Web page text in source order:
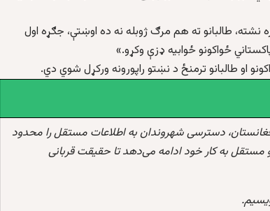
طالبانو ته هم مرګ ژوبله نه ده اوښتې، جګړه اول
ځواکونو ځوابيه ډزې وکړو.»
او طالبانو ترمنځ د نښتو راپورونه ورکړل شوي دي.
دسترسی شهروندان به اطلاعات مستقل را محدود
مستقل به کار خود ادامه می‌دهد تا حقیقت قربانی